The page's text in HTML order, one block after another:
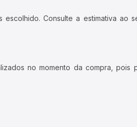
Consulte a estimativa ao
no momento da compra, pois